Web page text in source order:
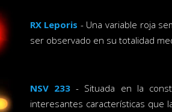
RX Leporis - Una variable roja
ser observado en su totalidad
NSV 233- Situada en la
interesantes características que